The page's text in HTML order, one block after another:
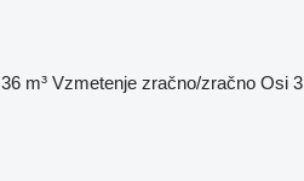
36 m³ Vzmetenje zračno/zračno Osi 3